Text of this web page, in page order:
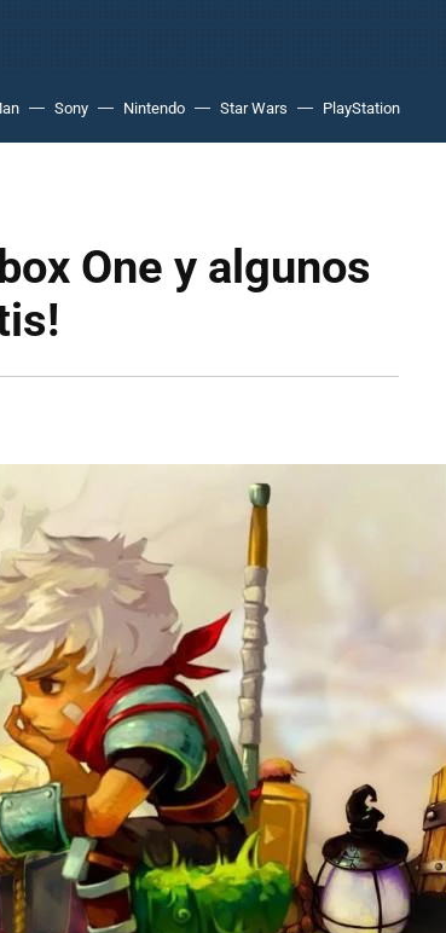
Sony Nintendo Star Wars PlayStation
One y algunos